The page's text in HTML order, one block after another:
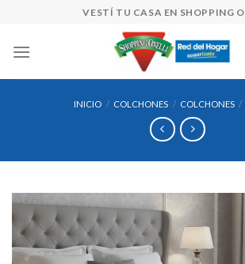
content
VESTÍ TU CASA EN SHOPPING
INICIO / COLCHONES / COLCHONES /